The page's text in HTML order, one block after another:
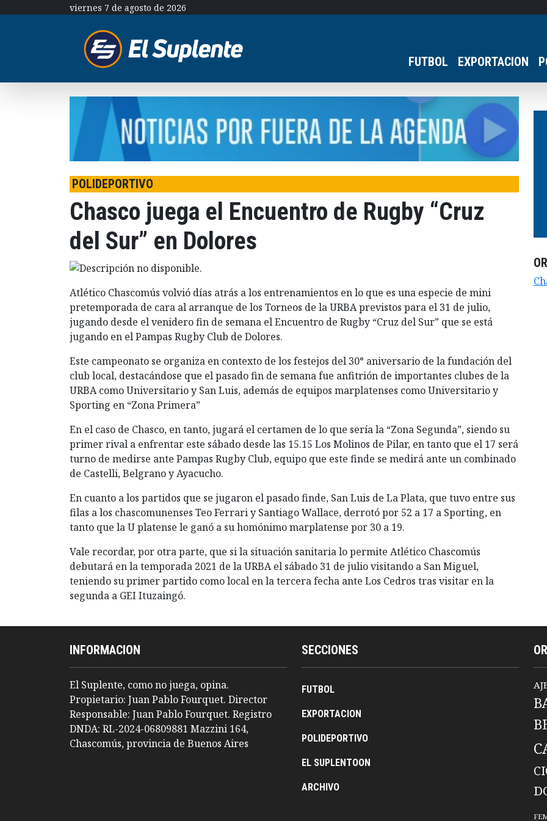
viernes 7 de agosto de 2026
FUTBOL EXPORTACION
POLIDEPORTIVO
Chasco juega el Encuentro de Rugby “Cruz
del Sur” en Dolores
Atlético Chascomús volvió días atrás a los entrenamientos en lo que es una especie de mini
pretemporada de cara al arranque de los Torneos de la URBA previstos para el 31 de julio,
jugando desde el venidero fin de semana el Encuentro de Rugby “Cruz del Sur” que se está
jugando en el Pampas Rugby Club de Dolores.
Este campeonato se organiza en contexto de los festejos del 30° aniversario de la fundación del
club local, destacándose que el pasado fin de semana fue anfitrión de importantes clubes de la
URBA como Universitario y San Luis, además de equipos marplatenses como Universitario y
Sporting en “Zona Primera”
En el caso de Chasco, en tanto, jugará el certamen de lo que sería la “Zona Segunda”, siendo su
primer rival a enfrentar este sábado desde las 15.15 Los Molinos de Pilar, en tanto que el 17 será
turno de medirse ante Pampas Rugby Club, equipo que este finde se medirá ante un combinado
de Castelli, Belgrano y Ayacucho.
En cuanto a los partidos que se jugaron el pasado finde, San Luis de La Plata, que tuvo entre sus
filas a los chascomunenses Teo Ferrari y Santiago Wallace, derrotó por 52 a 17 a Sporting, en
tanto que la U platense le ganó a su homónimo marplatense por 30 a 19.
Vale recordar, por otra parte, que si la situación sanitaria lo permite Atlético Chascomús
debutará en la temporada 2021 de la URBA el sábado 31 de julio visitando a San Miguel,
teniendo su primer partido como local en la tercera fecha ante Los Cedros tras visitar en la
segunda a GEI Ituzaingó.
INFORMACION
El Suplente, como no juega, opina.
Propietario: Juan Pablo Fourquet. Director
Responsable: Juan Pablo Fourquet. Registro
DNDA: RL-2024-06809881 Mazzini 164,
Chascomús, provincia de Buenos Aires
SECCIONES
FUTBOL
EXPORTACION
POLIDEPORTIVO
EL SUPLENTOON
ARCHIVO